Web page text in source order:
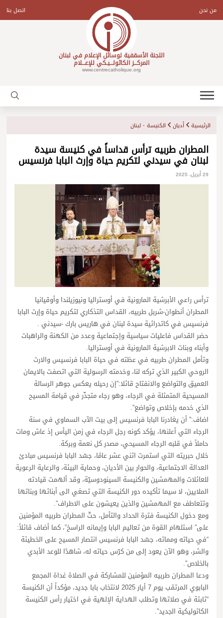
contentمن نحن اتصل بنا
اللجنة الأسقفية لوسائل الإعلام في لبنان
المركـــز الكاثولـــيـكي للإعـــلام
www.centrecatholique.org
الرئيسية أديان الكنيسة - لبنان
المطران طربيه ترأس قداساً في كنيسة سيدة
لبنان في سيدني لتكريم حياة وإرث البابا فرنسيس
29 أبريل، 2025
ترأس راعي الأبرشية المارونية في أوستراليا ونيوزيلندا وأوقيانيا
المطران أنطوان-شربل طربيه، القداس التذكاري لتكريم حياة وإرث البابا
فرنسيس في كاتدرائية سيدة لبنان في هاريس بارك -سيدني .
حضر القداس فاعليات سياسية وإجتماعية وعدد من الكهنة والراهبات
وأبناء وبنات الابرشية المارونية في أوستراليا.
وتأمل المطران طربيه في عظته في حياة البابا فرنسيس والارث
الروحي الكبير الذي تركه لنا، وخدمته الرسولية التي اتصفت بالايمان
العميق والتواضع والانفتاح قائلا:”إن رحيله يعكس جوهر الرسالة
المسيحية المتمثلة في الرجاء، وهو رجاء متجذّر في قيامة المسيح
الذي خدمه بإخلاص وتواضع”.
‎اضاف:” أن يغادرنا البابا فرنسيس إلى بيت الآب السماوي في سنة
الرجاء التي أعلنها، يؤكد كونه رجل الرجاء في زمن اليأس إذ عاش ومات
حاملاً في قلبه الرجاء المسيحي، مصدر كل نعمة وبركة.
خلال حبريته التي استمرت اثني عشر عامًا، جسّد البابا فرنسيس مبادئ
العدالة الاجتماعية، والحوار بين الأديان، وحماية البيئة، والرعاية الرعوية
للعائلات والمهمشين والكنيسة السينودوسيّة، وقد ألهمت قيادته
الملايين، لا سيما تأكيده دور الكنيسة التي تصغي الى أبنائها وبناتها
وتتعاطف مع المهمشين والذين يعيشون على الاطراف”.
ومع دخول الكنيسة فترة الحداد والتأمل، حثّ المطران طربيه المؤمنين
على” استلهام القوة من تعاليم البابا وإيمانه الراسخ”، كما أضاف قائلاً:
“في حياته ومماته، جسّد البابا فرنسيس انتصار المسيح على الخطيئة
والشر، وهو الآن يعود إلى من كرّس حياته له، شاهدًا للوعد الأبدي
بالخلاص”.
ودعا المطران طربيه المؤمنين للمشاركة في الصلاة غداة المجمع
البابوي المرتقب يوم 7 أيار 2025 لانتخاب بابا جديد، مؤكداً أن الكنيسة
“ثابتة في صلاتها وتطلب الهداية الإلهية في اختيار رأس الكنيسة
الكاثوليكية الجديد”.